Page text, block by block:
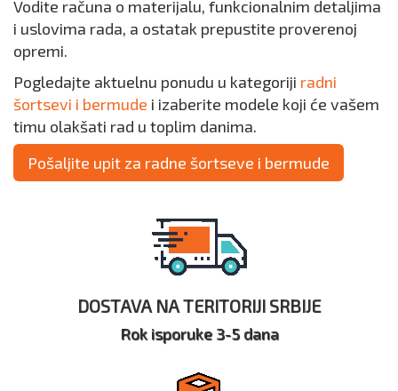
Vodite računa o materijalu, funkcionalnim detaljima
i uslovima rada, a ostatak prepustite proverenoj
opremi.
Pogledajte aktuelnu ponudu u kategoriji radni
šortsevi i bermude i izaberite modele koji će vašem
timu olakšati rad u toplim danima.
Pošaljite upit za radne šortseve i bermude
DOSTAVA NA TERITORIJI SRBIJE
Rok isporuke 3-5 dana